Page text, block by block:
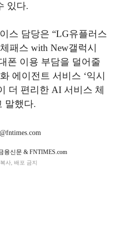
있다.
스 담당은 “LG유플러스
패스 with New갤럭시
폰 이용 부담을 덜어줄
에이전트 서비스 ‘익시
더 편리한 AI 서비스 체
말했다.
융신문 & FNTIMES.com
사, 배포 금지